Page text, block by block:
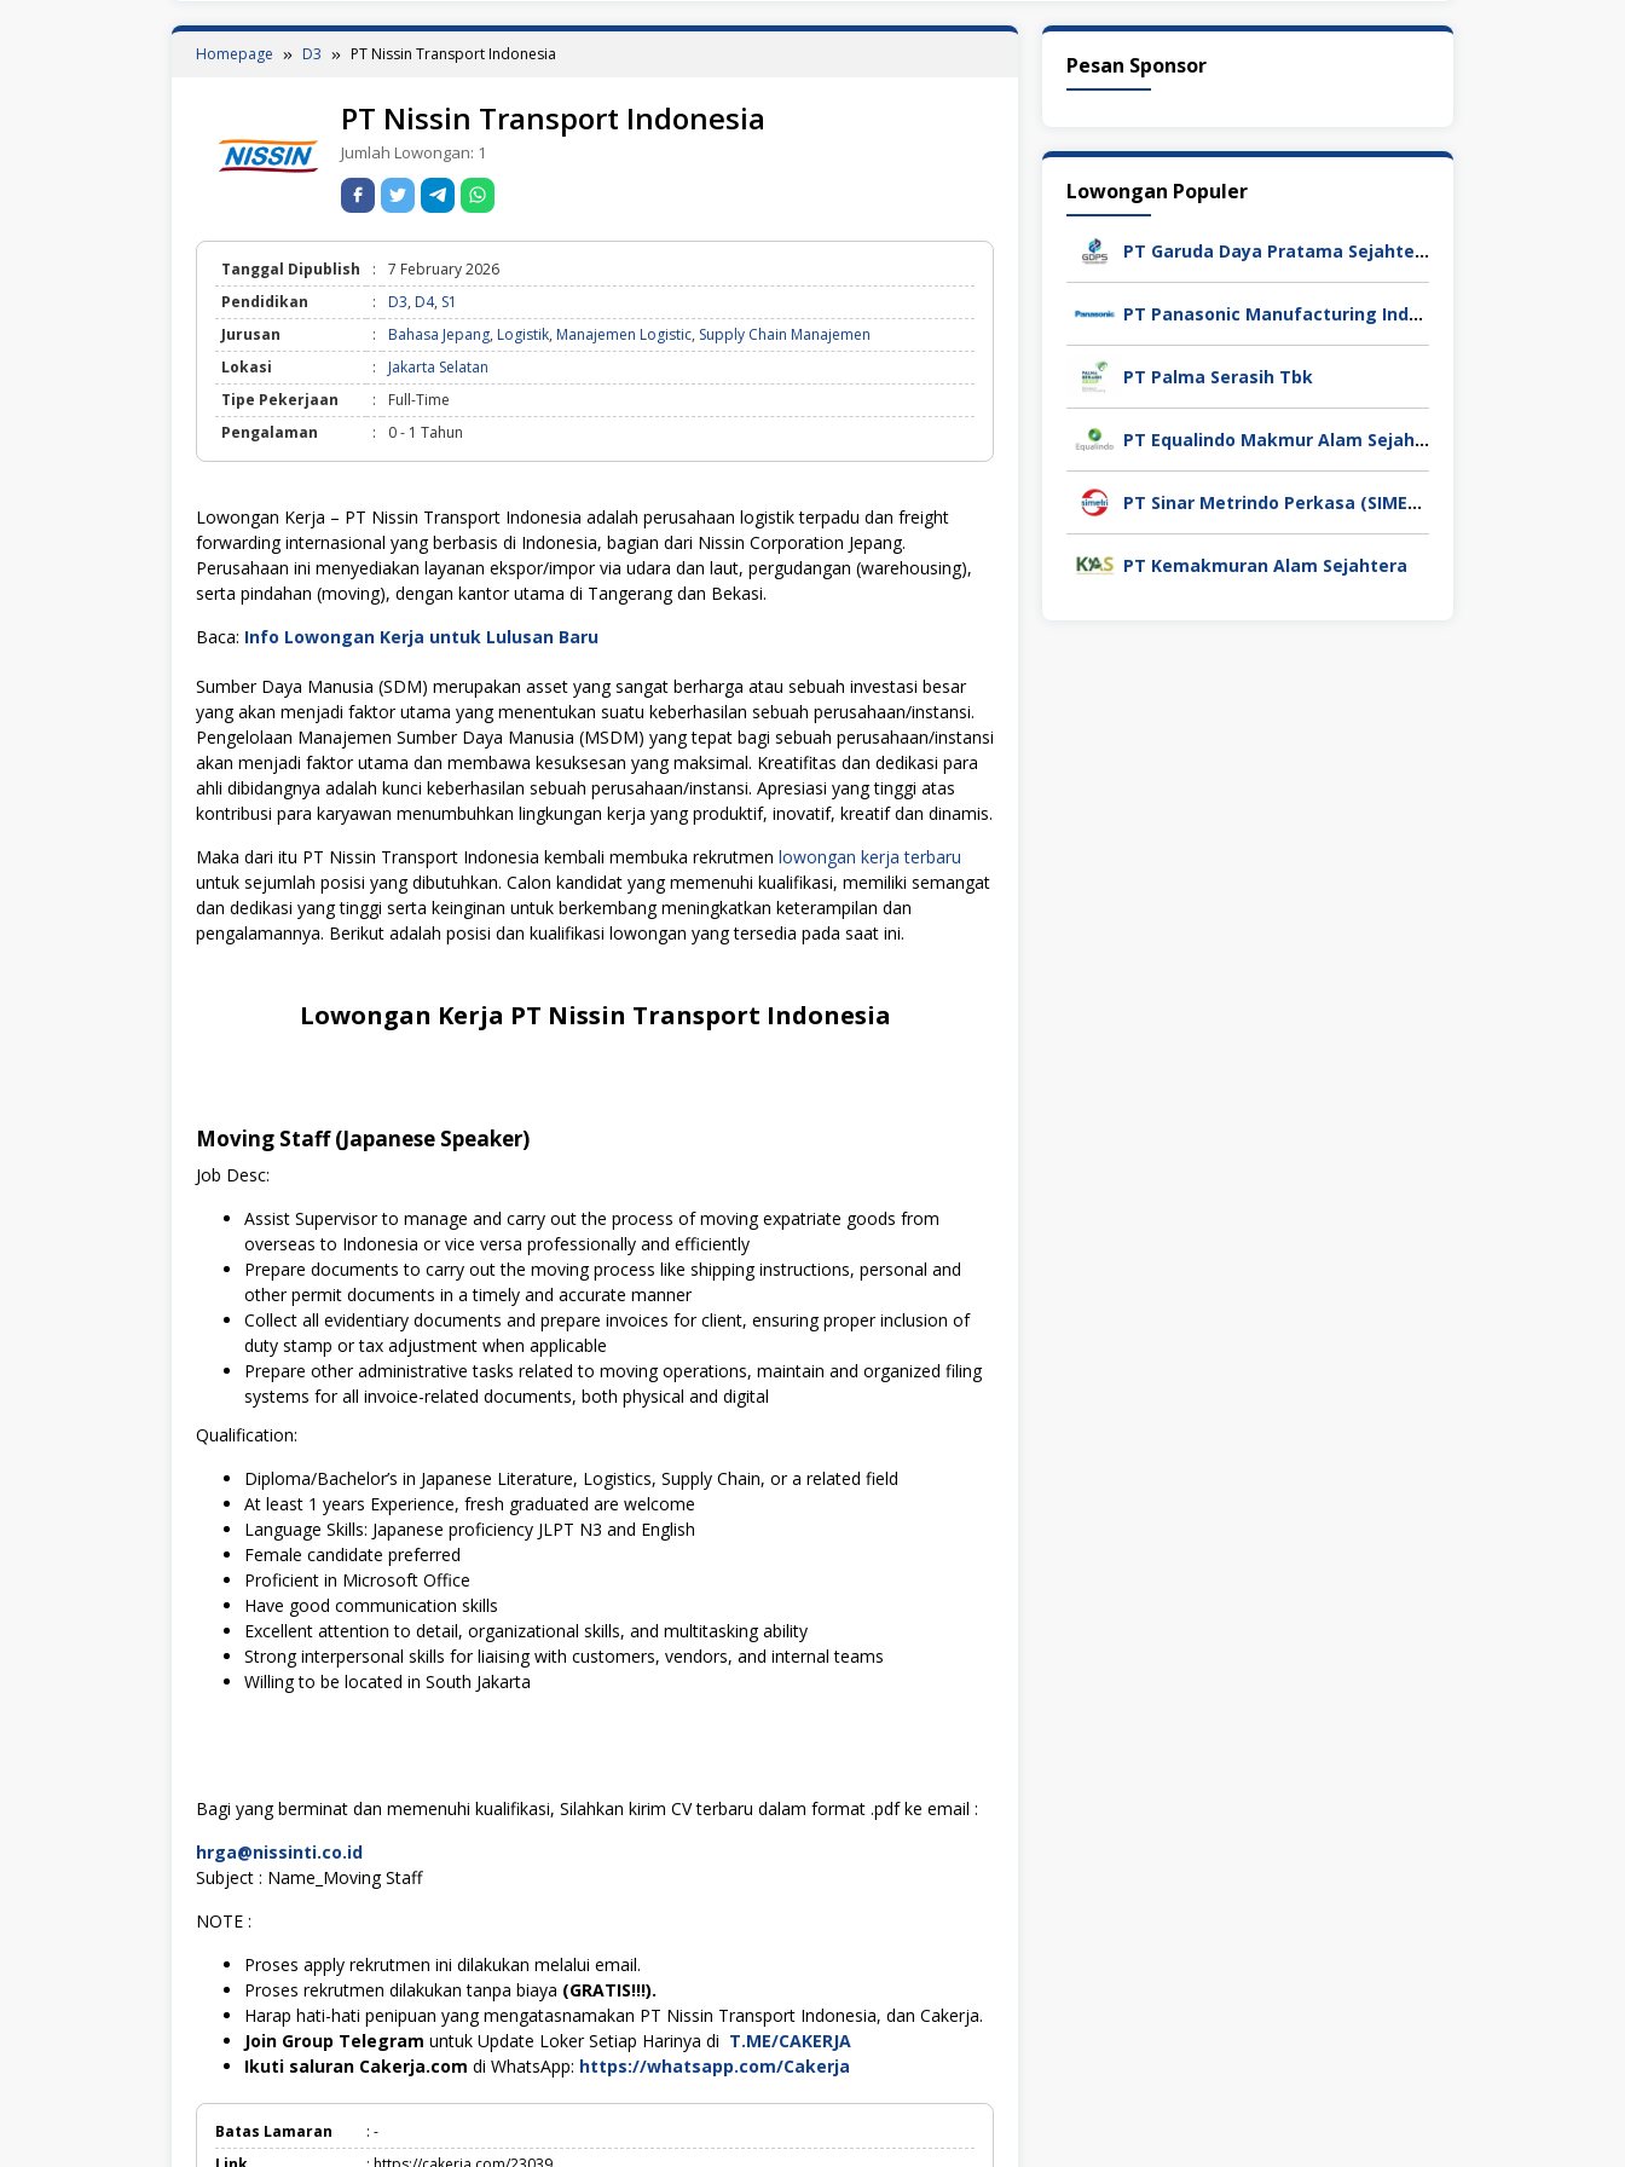
Homepage D3 PT Nissin Transport Indonesia
PT Nissin Transport Indonesia
Jumlah Lowongan: 1
Tanggal Dipublish :
7 February 2026
Pendidikan
: D3, D4, S1
Jurusan
: Bahasa Jepang, Logistik, Manajemen Logistic, Supply Chain Manajemen
Lokasi
:
Jakarta Selatan
Tipe Pekerjaan
:
Full-Time
Pengalaman
: 0 - 1 Tahun
Lowongan Kerja – PT Nissin Transport Indonesia adalah perusahaan logistik terpadu dan freight
forwarding internasional yang berbasis di Indonesia, bagian dari Nissin Corporation Jepang.
Perusahaan ini menyediakan layanan ekspor/impor via udara dan laut, pergudangan (warehousing),
serta pindahan (moving), dengan kantor utama di Tangerang dan Bekasi.
Baca: Info Lowongan Kerja untuk Lulusan Baru
Sumber Daya Manusia (SDM) merupakan asset yang sangat berharga atau sebuah investasi besar
yang akan menjadi faktor utama yang menentukan suatu keberhasilan sebuah perusahaan/instansi.
Pengelolaan Manajemen Sumber Daya Manusia (MSDM) yang tepat bagi sebuah perusahaan/instansi
akan menjadi faktor utama dan membawa kesuksesan yang maksimal. Kreatifitas dan dedikasi para
ahli dibidangnya adalah kunci keberhasilan sebuah perusahaan/instansi. Apresiasi yang tinggi atas
kontribusi para karyawan menumbuhkan lingkungan kerja yang produktif, inovatif, kreatif dan dinamis.
Maka dari itu PT Nissin Transport Indonesia kembali membuka rekrutmen lowongan kerja terbaru
untuk sejumlah posisi yang dibutuhkan. Calon kandidat yang memenuhi kualifikasi, memiliki semangat
dan dedikasi yang tinggi serta keinginan untuk berkembang meningkatkan keterampilan dan
pengalamannya. Berikut adalah posisi dan kualifikasi lowongan yang tersedia pada saat ini.
Lowongan Kerja PT Nissin Transport Indonesia
Moving Staff (Japanese Speaker)
Job Desc:
Assist Supervisor to manage and carry out the process of moving expatriate goods from
overseas to Indonesia or vice versa professionally and efficiently
Prepare documents to carry out the moving process like shipping instructions, personal and
other permit documents in a timely and accurate manner
Collect all evidentiary documents and prepare invoices for client, ensuring proper inclusion of
duty stamp or tax adjustment when applicable
Prepare other administrative tasks related to moving operations, maintain and organized filing
systems for all invoice-related documents, both physical and digital
Qualification:
Diploma/Bachelor’s in Japanese Literature, Logistics, Supply Chain, or a related field
At least 1 years Experience, fresh graduated are welcome
Language Skills: Japanese proficiency JLPT N3 and English
Female candidate preferred
Proficient in Microsoft Office
Have good communication skills
Excellent attention to detail, organizational skills, and multitasking ability
Strong interpersonal skills for liaising with customers, vendors, and internal teams
Willing to be located in South Jakarta
Bagi yang berminat dan memenuhi kualifikasi, Silahkan kirim CV terbaru dalam format .pdf ke email :
hrga@nissinti.co.id
Subject : Name_Moving Staff
NOTE :
Proses apply rekrutmen ini dilakukan melalui email.
Proses rekrutmen dilakukan tanpa biaya (GRATIS!!!).
Harap hati-hati penipuan yang mengatasnamakan PT Nissin Transport Indonesia, dan Cakerja.
Join Group Telegram untuk Update Loker Setiap Harinya di T.ME/CAKERJA
Ikuti saluran Cakerja.com di WhatsApp: https://whatsapp.com/Cakerja
Batas Lamaran
: -
Pesan Sponsor
Lowongan Populer
PT Garuda Daya Pratama Sejahtera
PT Panasonic Manufacturing Indonesia
PT Palma Serasih Tbk
PT Equalindo Makmur Alam Sejahtera (Equalindo Group)
PT Sinar Metrindo Perkasa (SIMETRI)
PT Kemakmuran Alam Sejahtera